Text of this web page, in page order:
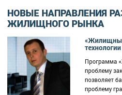
НОВЫЕ НАПРАВЛЕНИЯ
ЖИЛИЩНОГО РЫНКА
Программа
проблему
позволяет
проблему